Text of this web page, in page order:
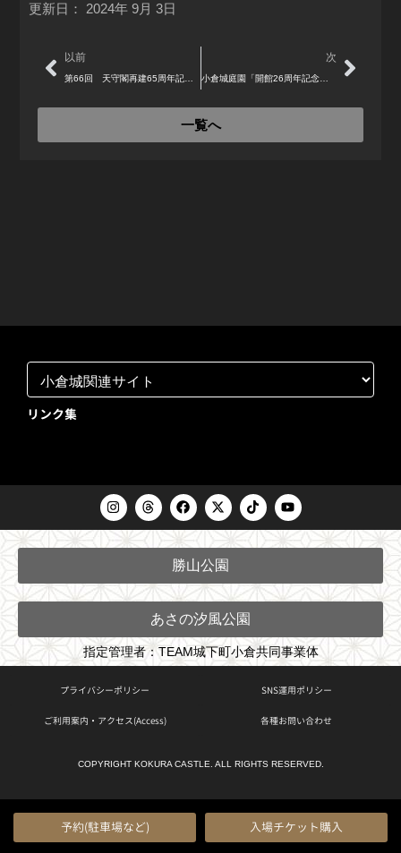
更新日： 2024年 9月 3日
Prev
以前 次
小倉城庭園「開館26周年記念市民茶会」
Next
一覧へ
リンク集
I
n
s
r
T
h
r
s
F
a
c
o
o
k
X
-
t
t
t
e
T
i
k
Y
o
u
e
勝山公園
あさの汐風公園
指定管理者：TEAM城下町小倉共同事業体
プライバシーポリシー SNS運用ポリシー
ご利用案内・アクセス(Access) 各種お問い合わせ
COPYRIGHT KOKURA CASTLE. ALL RIGHTS RESERVED.
予約(駐車場など) 入場チケット購入